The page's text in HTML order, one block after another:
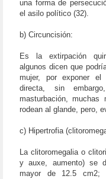
una forma de
el asilo político (32).
b) Circuncisión:
Es la extirpación
algunos dicen que
mujer, por exponer
directa, sin
masturbación, muchas
rodean al glande, pero,
c) Hipertrofia
La clitoromegalia o
y auxe, aumento) se
mayor de 12.5